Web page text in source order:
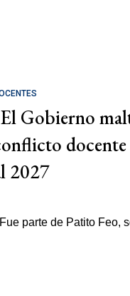
Gobierno
docente
2027